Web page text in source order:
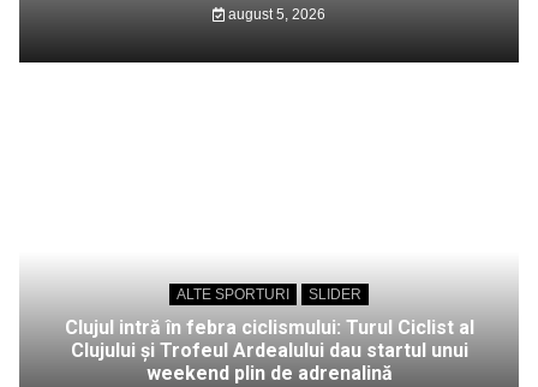
august 5, 2026
ALTE SPORTURI SLIDER
Clujul intră în febra ciclismului: Turul Ciclist al
Clujului și Trofeul Ardealului dau startul unui
weekend plin de adrenalină